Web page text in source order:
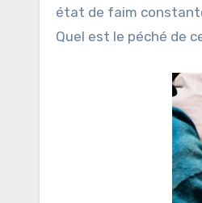
état de faim
Quel est le péché de